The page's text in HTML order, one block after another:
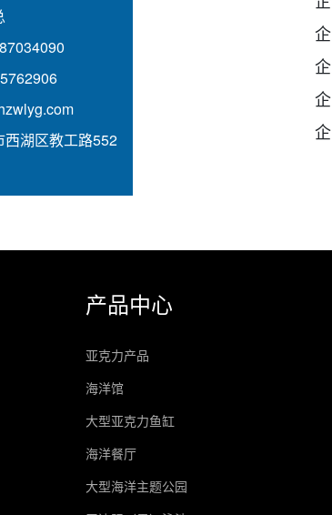
西湖区教工路552
产品中心
亚克力产品
海洋馆
大型亚克力鱼缸
海洋餐厅
大型海洋主题公园